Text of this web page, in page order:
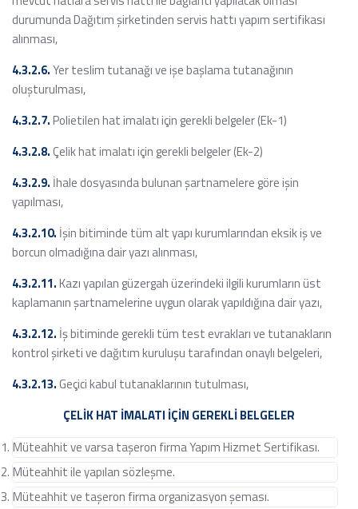
durumunda Dağıtım şirketinden servis hattı yapım sertifikası
alınması,
4.3.2.6.Yer teslim tutanağı ve işe başlama tutanağının
oluşturulması,
4.3.2.7.Polietilen hat imalatı için gerekli belgeler (Ek-1)
4.3.2.8.Çelik hat imalatı için gerekli belgeler (Ek-2)
4.3.2.9. İhale dosyasında bulunan şartnamelere göre işin
yapılması,
4.3.2.10. İşin bitiminde tüm alt yapı kurumlarından eksik iş ve
borcun olmadığına dair yazı alınması,
4.3.2.11.Kazı yapılan güzergah üzerindeki ilgili kurumların üst
kaplamanın şartnamelerine uygun olarak yapıldığına dair yazı,
4.3.2.12. İş bitiminde gerekli tüm test evrakları ve tutanakların
kontrol şirketi ve dağıtım kuruluşu tarafından onaylı belgeleri,
4.3.2.13.Geçici kabul tutanaklarının tutulması,
ÇELİK HAT İMALATI İÇİN GEREKLİ BELGELER
Müteahhit ve varsa taşeron firma Yapım Hizmet Sertifikası.
Müteahhit ile yapılan sözleşme.
Müteahhit ve taşeron firma organizasyon şeması.